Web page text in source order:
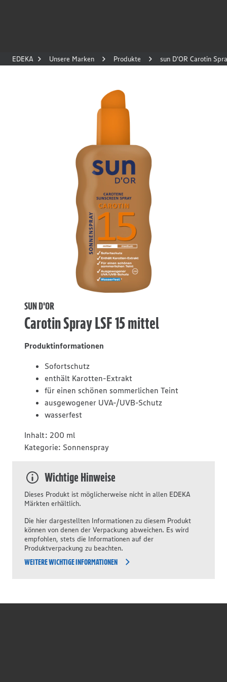
EDEKA Unsere Marken Produkte sun D'OR Carotin
SUN D'OR
Carotin Spray LSF 15 mittel
Produktinformationen
Sofortschutz
enthält Karotten-Extrakt
für einen schönen sommerlichen Teint
ausgewogener UVA-/UVB-Schutz
wasserfest
Inhalt: 200 ml
Kategorie: Sonnenspray
Wichtige Hinweise
Dieses Produkt ist möglicherweise nicht in allen EDEKA
Märkten erhältlich.
Die hier dargestellten Informationen zu diesem Produkt
können von denen der Verpackung abweichen. Es wird
empfohlen, stets die Informationen auf der
Produktverpackung zu beachten.
WEITERE WICHTIGE INFORMATIONEN